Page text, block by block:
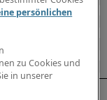
persönlichen
zu Cookies und
in unserer